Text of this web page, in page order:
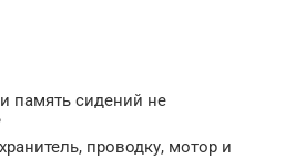
память сидений не
проводку, мотор и